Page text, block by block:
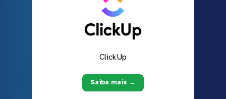
ClickUp
Saiba mais →